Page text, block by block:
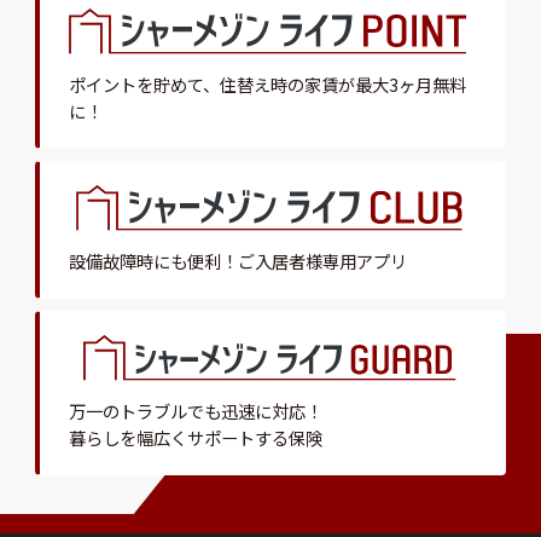
ポイントを貯めて、 住替え時の家賃が最大3ヶ月無料
に！
設備故障時にも便利！ ご入居者様専用アプリ
万一のトラブルでも迅速に対応！
暮らしを幅広くサポートする保険